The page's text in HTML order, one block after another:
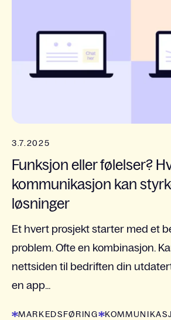
3.7.2025
Funksjon eller følelser?
kommunikasjon kan
løsninger
Et hvert prosjekt starter med et
problem. Ofte en kombinasjon.
nettsiden til bedriften din
en app...
MARKEDSFØRING